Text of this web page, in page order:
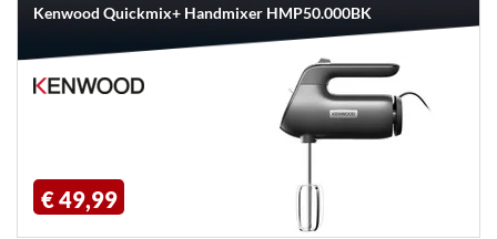
Kenwood Quickmix+ Handmixer HMP50.000BK
€ 49,99